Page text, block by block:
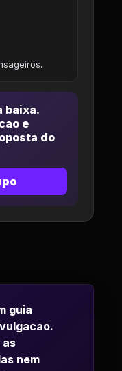
baixa.
e
do
guia
as
nem